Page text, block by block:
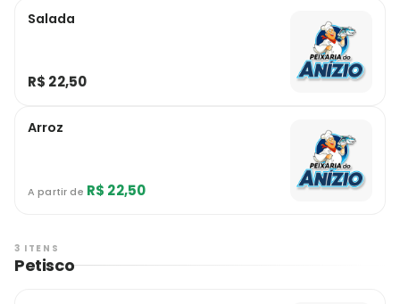
Salada
R$ 22,50
Arroz
A partir de R$ 22,50
3 ITENS
Petisco